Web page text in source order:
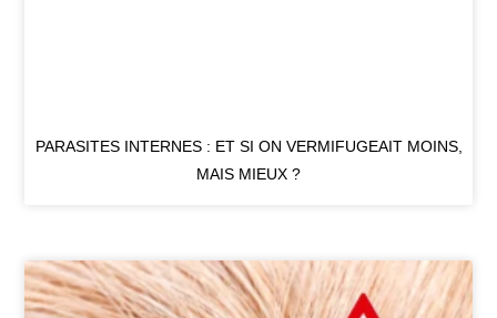
PARASITES INTERNES : ET SI ON VERMIFUGEAIT MOINS,
MAIS MIEUX ?